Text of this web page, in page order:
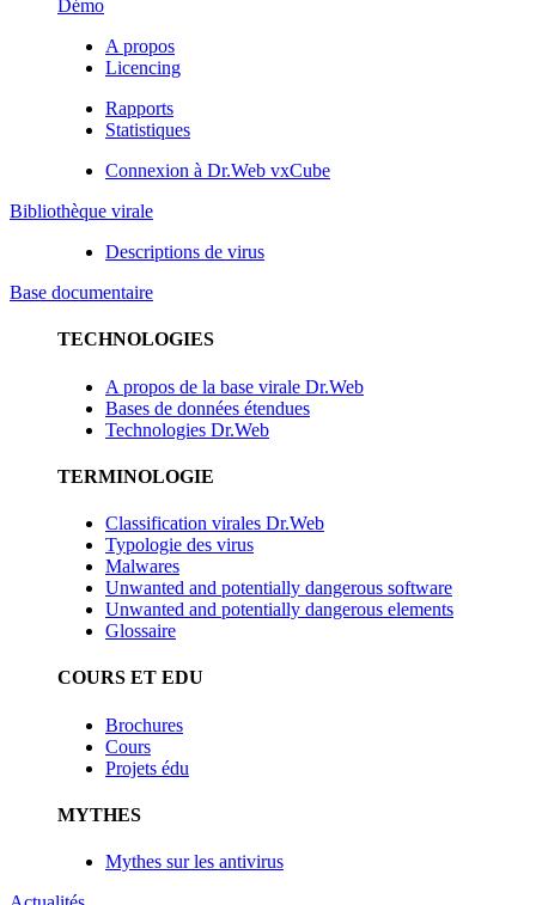
Démo
A propos
Licencing
Rapports
Statistiques
Connexion à Dr.Web vxCube
Bibliothèque virale
Descriptions de virus
Base documentaire
TECHNOLOGIES
A propos de la base virale Dr.Web
Bases de données étendues
Technologies Dr.Web
TERMINOLOGIE
Classification virales Dr.Web
Typologie des virus
Malwares
Unwanted and potentially dangerous software
Unwanted and potentially dangerous elements
Glossaire
COURS ET EDU
Brochures
Cours
Projets édu
MYTHES
Mythes sur les antivirus